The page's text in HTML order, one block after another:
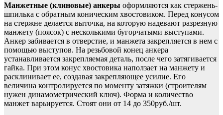
Манжетные (клиновые) анкеры оформляются как стержень-
шпилька с обратным коническим хвостовиком. Перед конусом
на стержне делается выточка, на которую надевают разрезную
манжету (поясок) с несколькими бугорчатыми выступами.
Анкер забивается в отверстие, и манжета закрепляется в нем с
помощью выступов. На резьбовой конец анкера
устанавливается закрепляемая деталь, после чего затягивается
гайка. При этом конус хвостовика наползает на манжету и
расклинивает ее, создавая закрепляющее усилие. Его
величина контролируется по моменту затяжки (строителям
нужен динамометрический ключ). Форма и количество
манжет варьируется. Стоят они от 14 до 350руб./шт.